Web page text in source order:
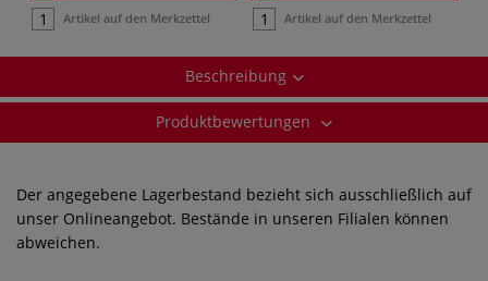
Artikel auf den Merkzettel Artikel auf den Merkzettel
Beschreibung
Produktbewertungen
Der angegebene Lagerbestand bezieht sich ausschließlich auf
unser Onlineangebot. Bestände in unseren Filialen können
abweichen.